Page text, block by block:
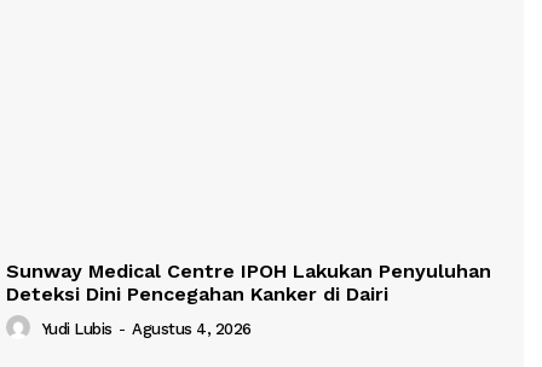
Sunway Medical Centre IPOH Lakukan Penyuluhan
Deteksi Dini Pencegahan Kanker di Dairi
Yudi Lubis - Agustus 4, 2026